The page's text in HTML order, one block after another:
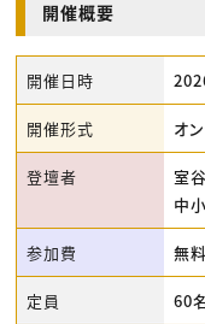
開催概要
開催日時
開催形式 オ
登壇者
室
中
参加費 無料
定員 60